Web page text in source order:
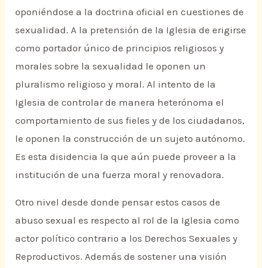
oponiéndose a la doctrina oficial en cuestiones de
sexualidad. A la pretensión de la Iglesia de erigirse
como portador único de principios religiosos y
morales sobre la sexualidad le oponen un
pluralismo religioso y moral. Al intento de la
Iglesia de controlar de manera heterónoma el
comportamiento de sus fieles y de los ciudadanos,
le oponen la construcción de un sujeto autónomo.
Es esta disidencia la que aún puede proveer a la
institución de una fuerza moral y renovadora.
Otro nivel desde donde pensar estos casos de
abuso sexual es respecto al rol de la Iglesia como
actor político contrario a los Derechos Sexuales y
Reproductivos. Además de sostener una visión